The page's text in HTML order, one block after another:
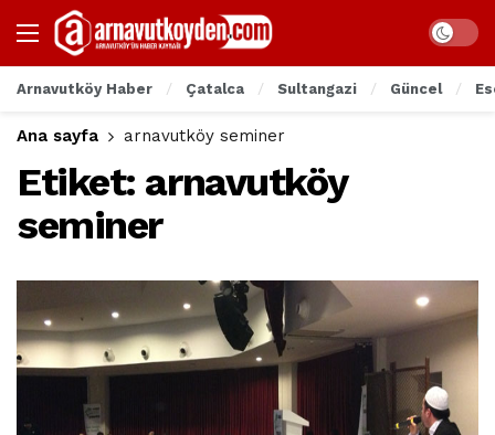
Arnavutköy Haber Çatalca Sultangazi Güncel
Ana sayfa arnavutköy seminer
Etiket: arnavutköy
seminer